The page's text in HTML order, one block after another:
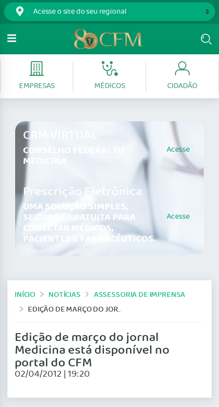
EMPRESAS MÉDICOS CIDADÃO
CRM VIRTUAL
CONSELHO FEDERAL DE
MEDICINA
Acesse
Prescrição Eletrônica
UMA SOLUÇÃO SIMPLES,
SEGURA E GRATUITA PARA
CONECTAR MÉDICOS,
PACIENTES E FARMACÊUTICOS.
Acesse
INÍCIO NOTÍCIAS
ASSESSORIA DE IMPRENSA
EDIÇÃO DE MARÇO DO JORNAL MEDICINA ESTÁ DISPONÍVEL NO PORTAL DO CFM
Edição de março do jornal
Medicina está disponível no
portal do CFM
02/04/2012 | 19:20